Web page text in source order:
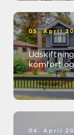
05. April
komfort
04. April